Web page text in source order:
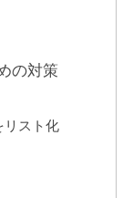
の対策
リスト化